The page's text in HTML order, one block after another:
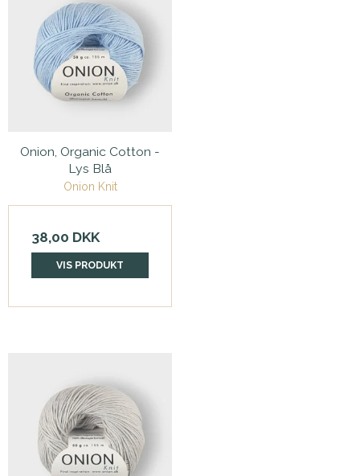
Onion, Organic Cotton -
Lys Blå
Onion Knit
38,00 DKK
VIS PRODUKT